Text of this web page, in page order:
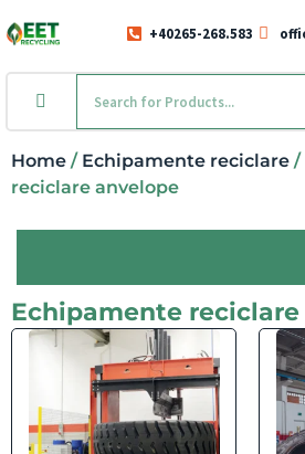
+40265-268.583
Home / Echipamente reciclare /
reciclare anvelope
Echipamente